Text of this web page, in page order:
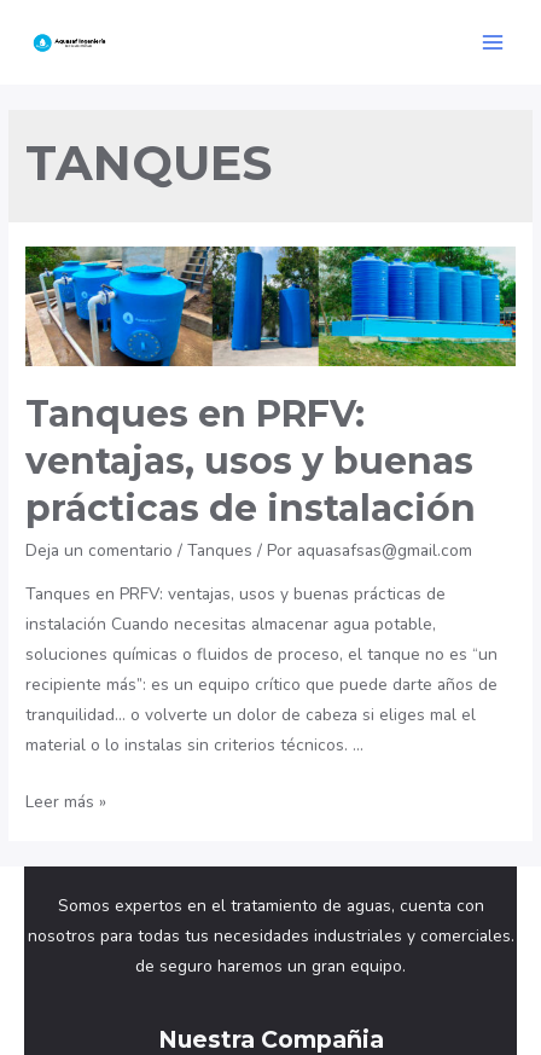
TANQUES
Tanques en PRFV:
ventajas, usos y buenas
prácticas de instalación
Deja un comentario /Tanques / Por aquasafsas@gmail.com
Tanques en PRFV: ventajas, usos y buenas prácticas de
instalación Cuando necesitas almacenar agua potable,
soluciones químicas o fluidos de proceso, el tanque no es “un
recipiente más”: es un equipo crítico que puede darte años de
tranquilidad… o volverte un dolor de cabeza si eliges mal el
material o lo instalas sin criterios técnicos. …
Tanques
PRFV:
Leer más »
Somos expertos en el tratamiento de aguas, cuenta con
nosotros para todas tus necesidades industriales y comerciales.
de seguro haremos un gran equipo.
Nuestra Compañia